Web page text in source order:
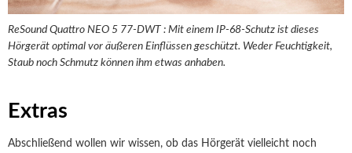
ReSound Quattro NEO 5 77-DWT : Mit einem IP-68-Schutz ist dieses
Hörgerät optimal vor äußeren Einflüssen geschützt. Weder Feuchtigkeit,
Staub noch Schmutz können ihm etwas anhaben.
Extras
Abschließend wollen wir wissen, ob das Hörgerät vielleicht noch